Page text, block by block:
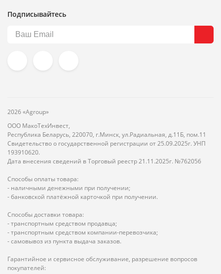
Подписывайтесь
2026 «Agroup»
ООО МакоТехИнвест,
Республика Беларусь, 220070, г.Минск, ул.Радиальная, д.11Б, пом.11
Свидетельство о государственной регистрации от 25.09.2025г. УНП
193910620.
Дата внесения сведений в Торговый реестр 21.11.2025г. №762056
Способы оплаты товара:
- наличными денежными при получении;
- банковской платёжной карточкой при получении.
Способы доставки товара:
- транспортным средством продавца;
- транспортным средством компании-перевозчика;
- самовывоз из пункта выдача заказов.
Гарантийное и сервисное обслуживание, разрешение вопросов
покупателей: